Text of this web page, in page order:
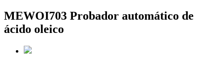
MEWOI703 Probador automático de
ácido oleico